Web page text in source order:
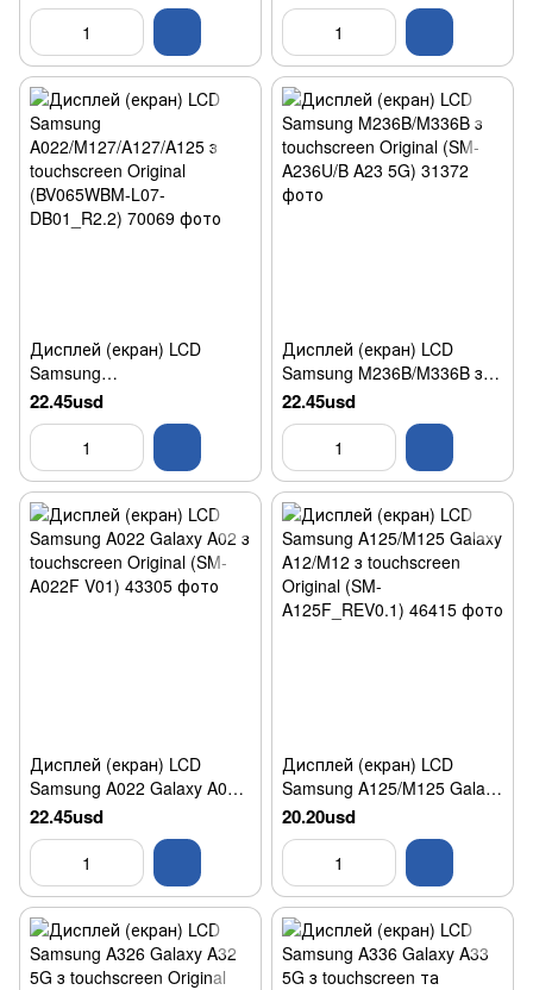
з тачскріном Original (SM-
M236B V04)
Black Original
Дисплей (екран) LCD
Samsung
A022/M127/A127/A125 з
touchscreen Original
(BV065WBM-L07-
DB01_R2.2)
22.45usd
Дисплей (екран) LCD
Samsung M236B/M336B з
touchscreen Original (SM-
A236U/B A23 5G)
22.45usd
Дисплей (екран) LCD
Samsung A022 Galaxy A02 з
touchscreen Original (SM-
A022F V01)
22.45usd
Дисплей (екран) LCD
Samsung A125/M125 Galaxy
A12/M12 з touchscreen
Original (SM-
A125F_REV0.1)
20.20usd